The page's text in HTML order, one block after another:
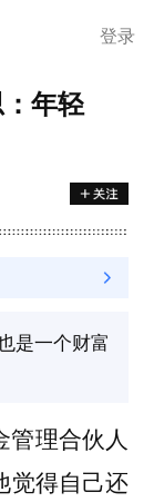
登录
年轻
是一个财富
理合伙人
觉得自己还